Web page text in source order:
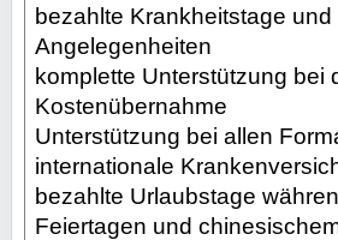
bezahlte Krankheitstage
Angelegenheiten
komplette Unterstützung bei
Kostenübernahme
Unterstützung bei allen
internationale
bezahlte Urlaubstage
Feiertagen und